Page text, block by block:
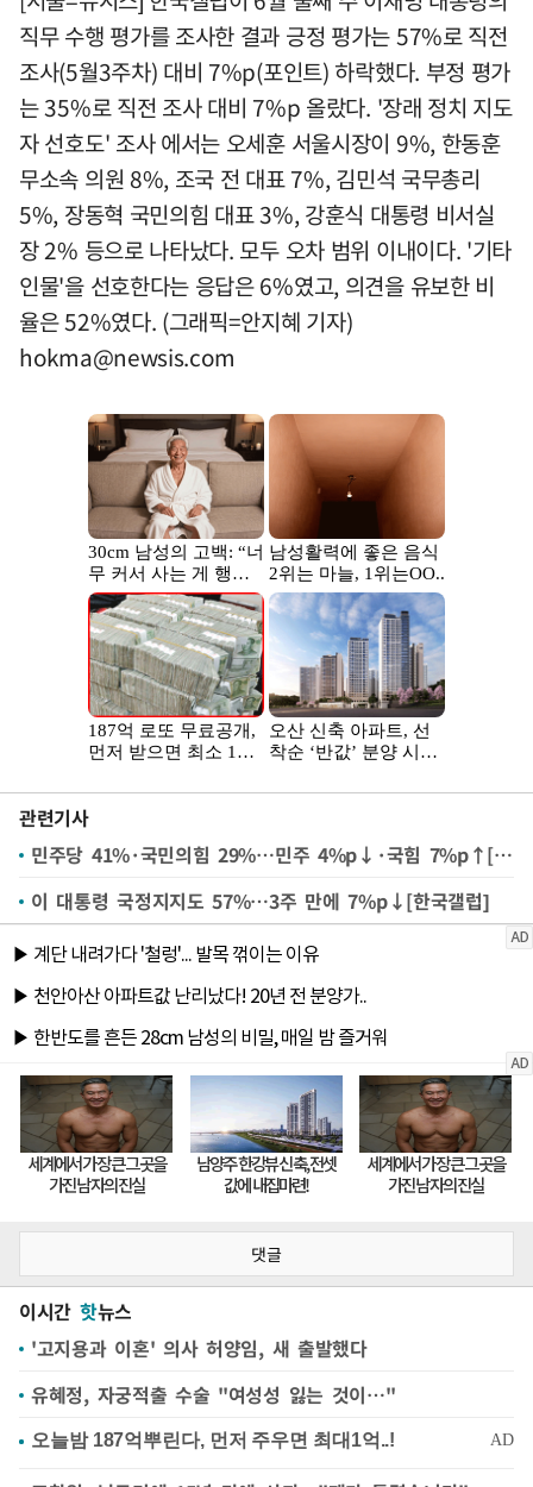
직무 수행 평가를 조사한 결과 긍정 평가는 57%로 직전
조사(5월3주차) 대비 7%p(포인트) 하락했다. 부정 평가
는 35%로 직전 조사 대비 7%p 올랐다. '장래 정치 지도
자 선호도' 조사 에서는 오세훈 서울시장이 9%, 한동훈
무소속 의원 8%, 조국 전 대표 7%, 김민석 국무총리
5%, 장동혁 국민의힘 대표 3%, 강훈식 대통령 비서실
장 2% 등으로 나타났다. 모두 오차 범위 이내이다. '기타
인물'을 선호한다는 응답은 6%였고, 의견을 유보한 비
율은 52%였다. (그래픽=안지혜 기자)
hokma@newsis.com
관련기사
민주당 41%·국민의힘 29%…민주 4%p↓·국힘 7%p↑[한국갤럽]
이 대통령 국정지지도 57%…3주 만에 7%p↓[한국갤럽]
댓글
이시간 핫뉴스
'고지용과 이혼' 의사 허양임, 새 출발했다
유혜정, 자궁적출 수술 "여성성 잃는 것이…"